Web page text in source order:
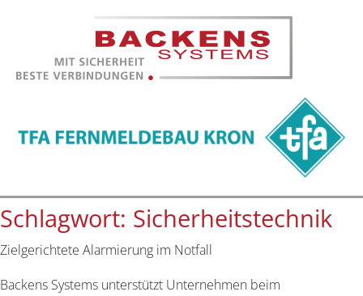
Schlagwort: Sicherheitstechnik
Zielgerichtete Alarmierung im Notfall
Backens Systems unterstützt Unternehmen beim